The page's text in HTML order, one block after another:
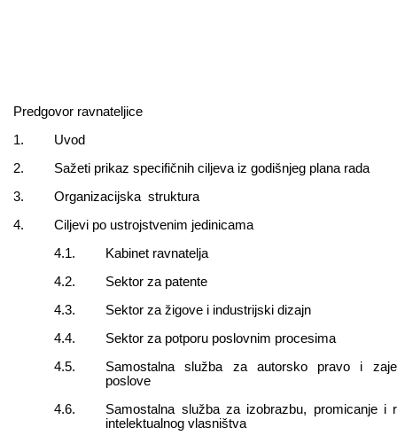
Predgovor ravnateljice
1.
Uvod
2.
Sažeti prikaz specifičnih ciljeva iz godišnjeg plana rada
3.
Organizacijska struktura
4.
Ciljevi po ustrojstvenim jedinicama
4.1.
Kabinet ravnatelja
4.2.
Sektor za patente
4.3.
Sektor za žigove i industrijski dizajn
4.4.
Sektor za potporu poslovnim procesima
4.5.
Samostalna služba za autorsko pravo i
poslove
4.6.
Samostalna služba za izobrazbu, promicanje i
intelektualnog vlasništva